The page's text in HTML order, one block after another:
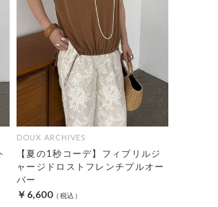
DOUX ARCHIVES
【夏の1秒コーデ】フィブリルジ
ャージドロストフレンチプルオー
バー
￥6,600